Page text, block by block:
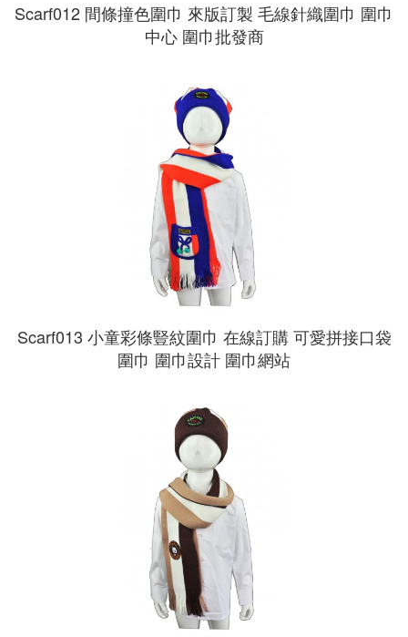
Scarf012 間條撞色圍巾 來版訂製 毛線針織圍巾 圍巾
中心 圍巾批發商
Scarf013 小童彩條豎紋圍巾 在線訂購 可愛拼接口袋
圍巾 圍巾設計 圍巾網站